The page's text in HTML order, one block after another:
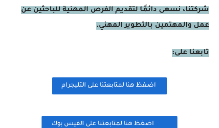
شركتنا، نسعى دائمًا لتقديم الفرص المهنية للباحثين عن
عمل والمهتمين بالتطوير المهني.
تابعنا على:
اضغظ هنا لمتابعتنا على التليجرام
اضغظ هنا لمتابعتنا على الفيس بوك